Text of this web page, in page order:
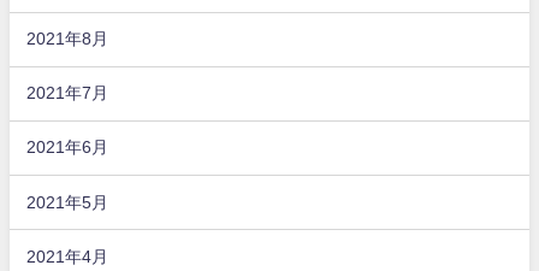
2021年8月
2021年7月
2021年6月
2021年5月
2021年4月